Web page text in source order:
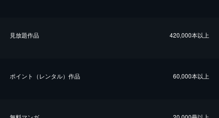
⾒放題作品 420,000本以上
ポイント（レンタル）作品 60,000本以上